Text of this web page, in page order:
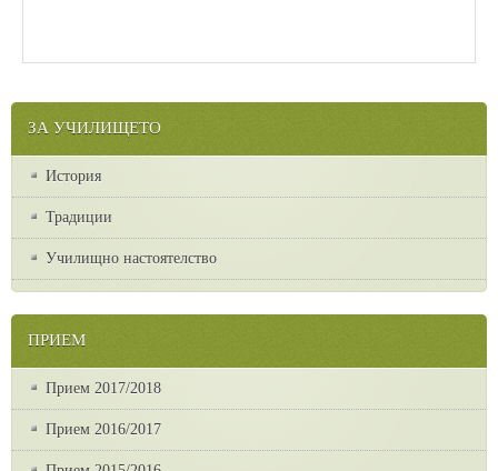
ЗА УЧИЛИЩЕТО
История
Традиции
Училищно настоятелство
ПРИЕМ
Прием 2017/2018
Прием 2016/2017